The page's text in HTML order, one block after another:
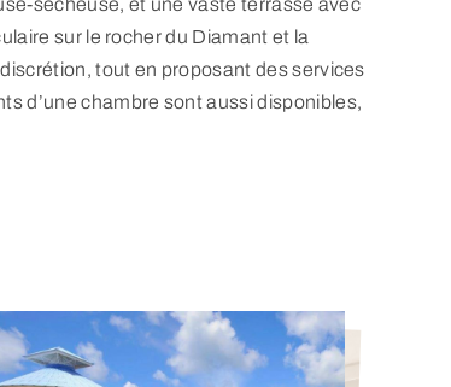
sur le rocher du Diamant et la
tout en proposant des services
d’une chambre sont aussi disponibles,